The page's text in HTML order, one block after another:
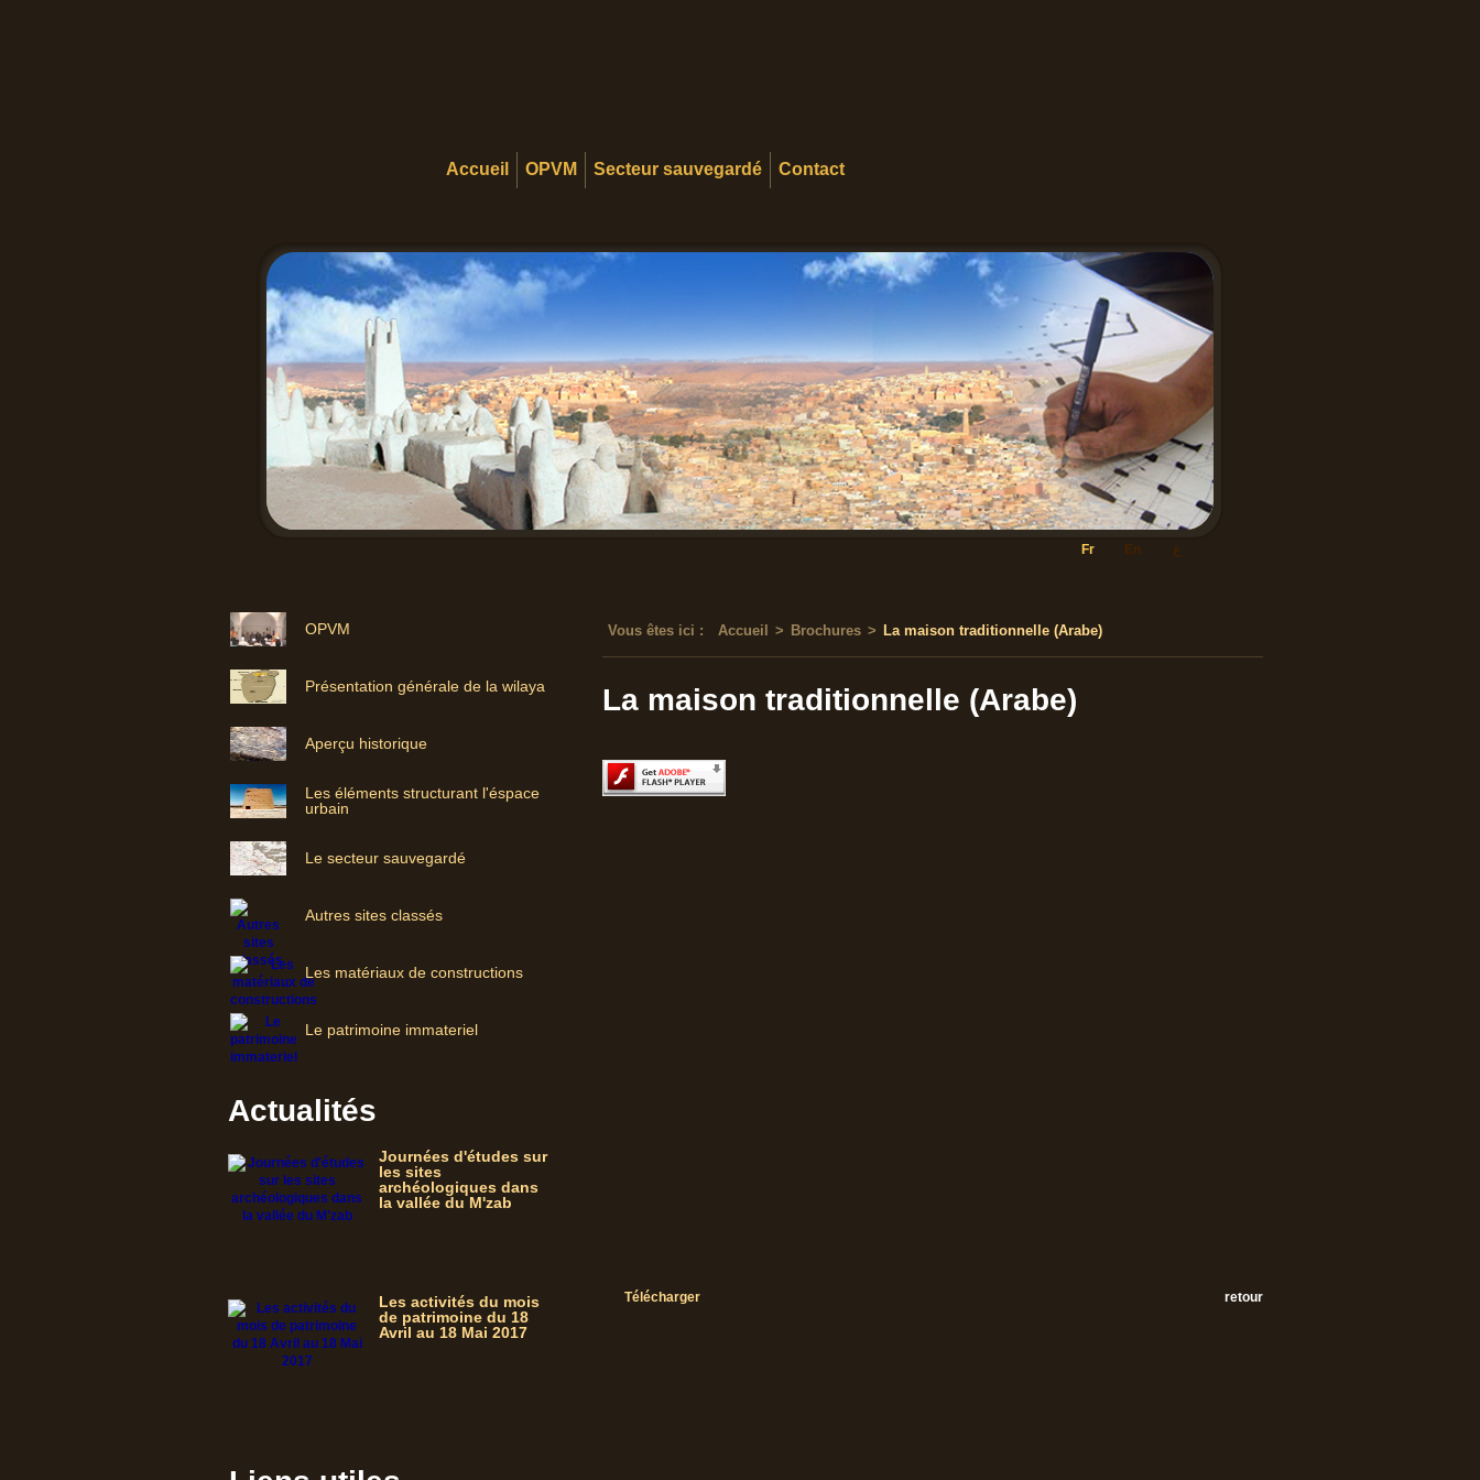
Accueil OPVM Secteur sauvegardé Contact
Fr En ع
OPVM
Présentation générale de la wilaya
Aperçu historique
Les éléments structurant l'éspace
urbain
Le secteur sauvegardé
Autres sites classés
Les matériaux de constructions
Le patrimoine immateriel
Actualités
Journées d'études sur
les sites
archéologiques dans
la vallée du M'zab
Les activités du mois
de patrimoine du 18
Avril au 18 Mai 2017
Vous êtes ici : Accueil > Brochures > La maison traditionnelle (Arabe)
La maison traditionnelle (Arabe)
Télécharger retour